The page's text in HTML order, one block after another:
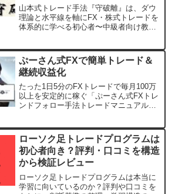
山本式トレード手法『守破離』は、ダウ
理論と水平線を軸にFX・株式トレードを
体系的に学べる初心者〜中級者向け教
レード力を段階的に鍛えます。
ぷーさん式FXで簡単トレード＆
継続収益化
たった1日5分のFXトレードで毎月100万
以上を安定的に稼ぐ「ぷーさん式FXトレ
ンドフォロー手法トレードマニュアル
ローソク足トレードプログラムは
初心者向き？評判・口コミを構造
から検証レビュー
ローソク足トレードプログラムは本当に
学習に向いているのか？評判や口コミを